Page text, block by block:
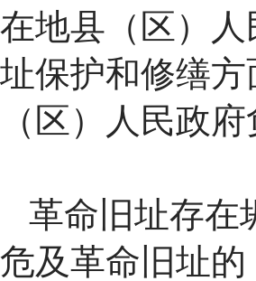
在地县（区）
址保护和修缮
（区）人民政
革命旧址存在
危及革命旧址